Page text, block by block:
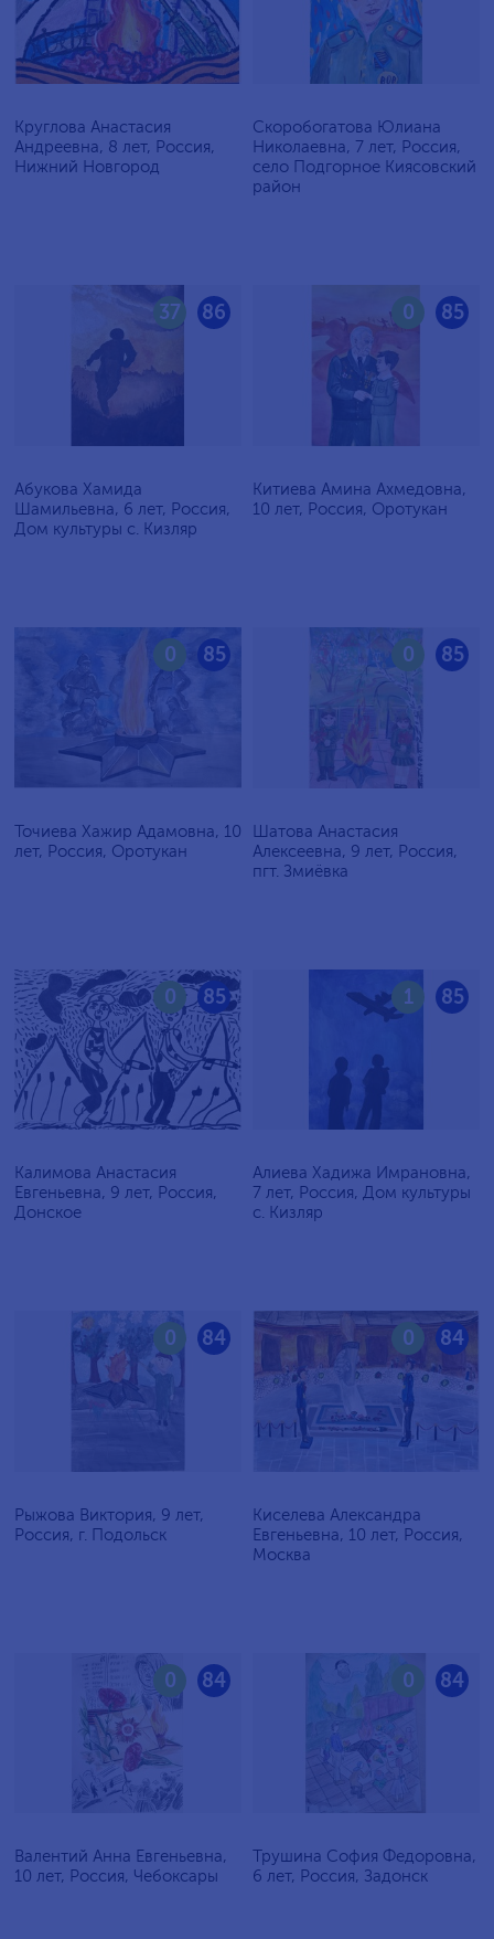
Круглова Анастасия
Андреевна, 8 лет, Россия,
Нижний Новгород
Скоробогатова Юлиана
Николаевна, 7 лет, Россия,
село Подгорное Киясовский
район
86
37
Абукова Хамида
Шамильевна, 6 лет, Россия,
Дом культуры с. Кизляр
85
0
Китиева Амина Ахмедовна,
10 лет, Россия, Оротукан
85
0
Точиева Хажир Адамовна, 10
лет, Россия, Оротукан
85
0
Шатова Анастасия
Алексеевна, 9 лет, Россия,
пгт. Змиёвка
85
0
Калимова Анастасия
Евгеньевна, 9 лет, Россия,
Донское
85
1
Алиева Хадижа Имрановна,
7 лет, Россия, Дом культуры
с. Кизляр
84
0
Рыжова Виктория, 9 лет,
Россия, г. Подольск
84
0
Киселева Александра
Евгеньевна, 10 лет, Россия,
Москва
84
0
Валентий Анна Евгеньевна,
10 лет, Россия, Чебоксары
84
0
Трушина София Федоровна,
6 лет, Россия, Задонск